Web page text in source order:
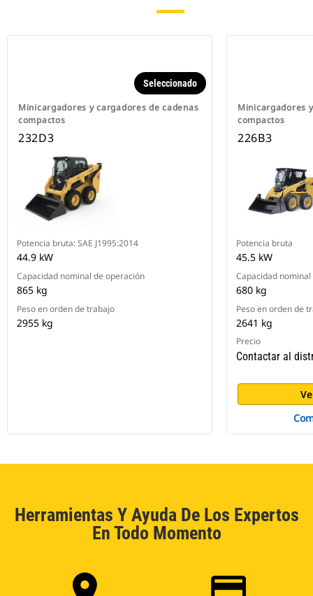
Minicargadores y cargadores de cadenas
compactos
Seleccionado
232D3
Potencia bruta: SAE J1995:2014
44.9 kW
Capacidad nominal de operación
865 kg
Peso en orden de trabajo
2955 kg
Minicargadores
compactos
226B3
Potencia bruta
45.5 kW
Capacidad
680 kg
Peso en orden de
2641 kg
Precio
Contactar al
Herramientas Y Ayuda De Los Expertos
En Todo Momento